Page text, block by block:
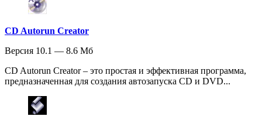
CD Autorun Creator
Версия 10.1 — 8.6 Мб
CD Autorun Creator – это простая и эффективная программа,
предназначенная для создания автозапуска CD и DVD...